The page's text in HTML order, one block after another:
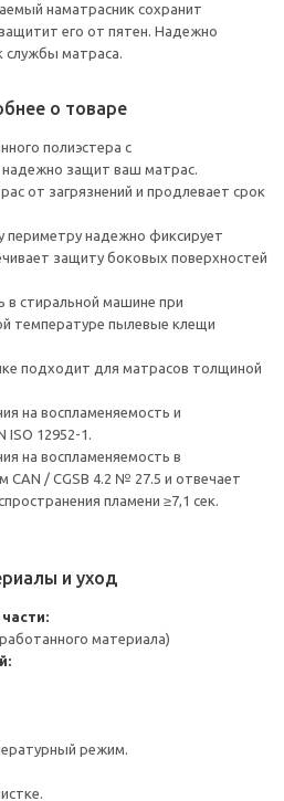
наматрасник сохранит
его от пятен. Надежно
службы матраса.
о товаре
полиэстера с
защит ваш матрас.
от загрязнений и продлевает срок
периметру надежно фиксирует
защиту боковых поверхностей
стиральной машине при
температуре пылевые клещи
подходит для матрасов толщиной
на воспламеняемость и
ISO 12952-1.
на воспламеняемость в
CAN / CGSB 4.2 № 27.5 и отвечает
пламени ≥7,1 сек.
и уход
материала)
режим.